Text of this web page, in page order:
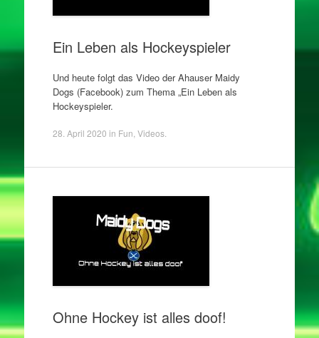
Ein Leben als Hockeyspieler
Und heute folgt das Video der Ahauser Maidy
Dogs (Facebook) zum Thema „Ein Leben als
Hockeyspieler.
28. April 2020 in Fun Videos.
Ohne Hockey ist alles doof!